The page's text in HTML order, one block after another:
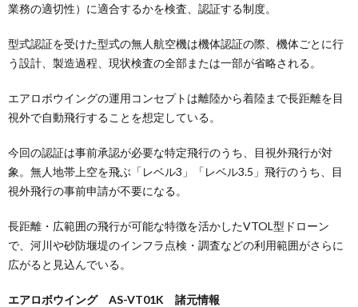
業務の適切性）に適合するかを検査、認証する制度。
型式認証を受けた型式の無人航空機は機体認証の際、機体ごとに行
う設計、製造過程、現状検査の全部または一部が省略される。
エアロボウイングの運用コンセプトは離陸から着陸まで長距離を目
視外で自動飛行することを想定している。
今回の認証は事前承認が必要な特定飛行のうち、目視外飛行が対
象。無人地帯上空を飛ぶ「レベル3」「レベル3.5」飛行のうち、目
視外飛行の事前申請が不要になる。
長距離・広範囲の飛行が可能な特徴を活かしたVTOL型ドローン
で、河川や砂防堰堤のインフラ点検・調査などの利用範囲がさらに
広がると見込んでいる。
エアロボウイング AS-VT01K 諸元情報